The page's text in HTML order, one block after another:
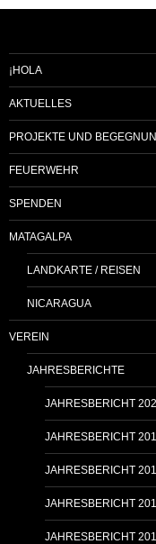
¡HOLA
AKTUELLES
PROJEKTE UND
FEUERWEHR
SPENDEN
MATAGALPA
LANDKARTE / REISEN
NICARAGUA
VEREIN
JAHRESBERICHTE
JAHRESBERICHT
JAHRESBERICHT
JAHRESBERICHT
JAHRESBERICHT
JAHRESBERICHT